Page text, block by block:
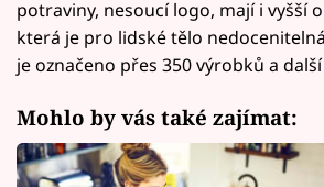
potraviny, nesoucí logo, mají i vyšší
která je pro lidské tělo
je označeno přes 350 výrobků a
Mohlo by vás také zajímat: